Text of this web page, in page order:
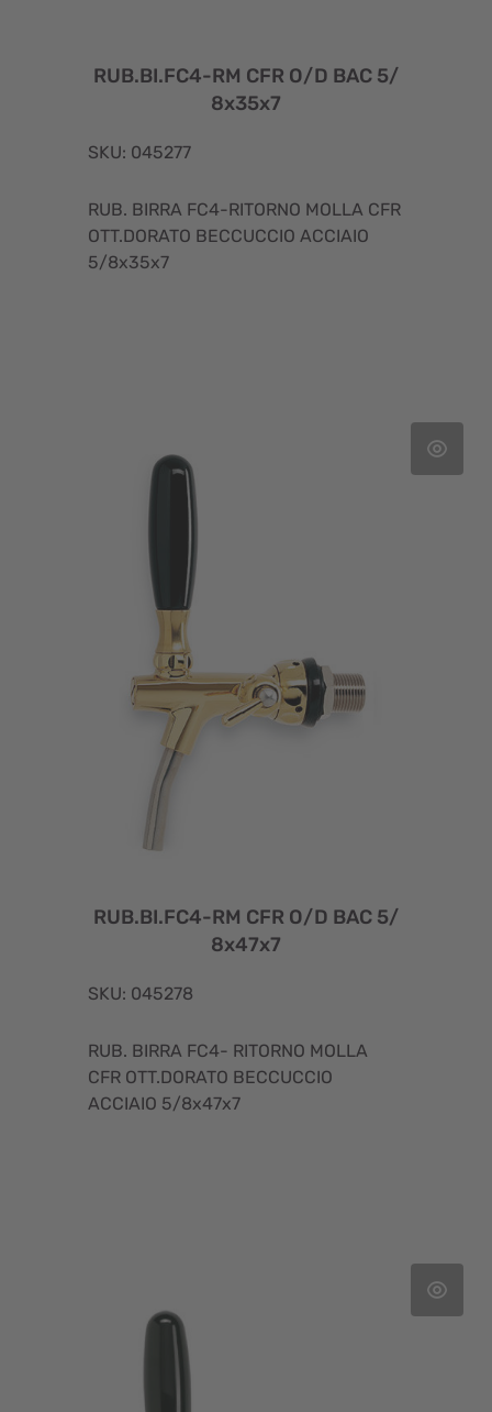
RUB.BI.FC4-RM CFR O/D BAC 5/
8x35x7
SKU: 045277
RUB. BIRRA FC4-RITORNO MOLLA CFR
OTT.DORATO BECCUCCIO ACCIAIO
5/8x35x7
RUB.BI.FC4-RM CFR O/D BAC 5/
8x47x7
SKU: 045278
RUB. BIRRA FC4- RITORNO MOLLA
CFR OTT.DORATO BECCUCCIO
ACCIAIO 5/8x47x7